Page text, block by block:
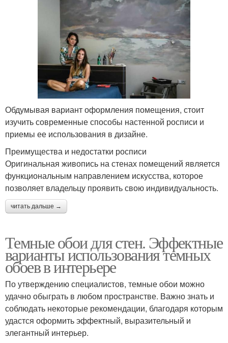
Обдумывая вариант оформления помещения, стоит
изучить современные способы настенной росписи и
приемы ее использования в дизайне.
Преимущества и недостатки росписи
Оригинальная живопись на стенах помещений является
функциональным направлением искусства, которое
позволяет владельцу проявить свою индивидуальность.
читать дальше →
Темные обои для стен. Эффектные
варианты использования темных
обоев в интерьере
По утверждению специалистов, темные обои можно
удачно обыграть в любом пространстве. Важно знать и
соблюдать некоторые рекомендации, благодаря которым
удастся оформить эффектный, выразительный и
элегантный интерьер.